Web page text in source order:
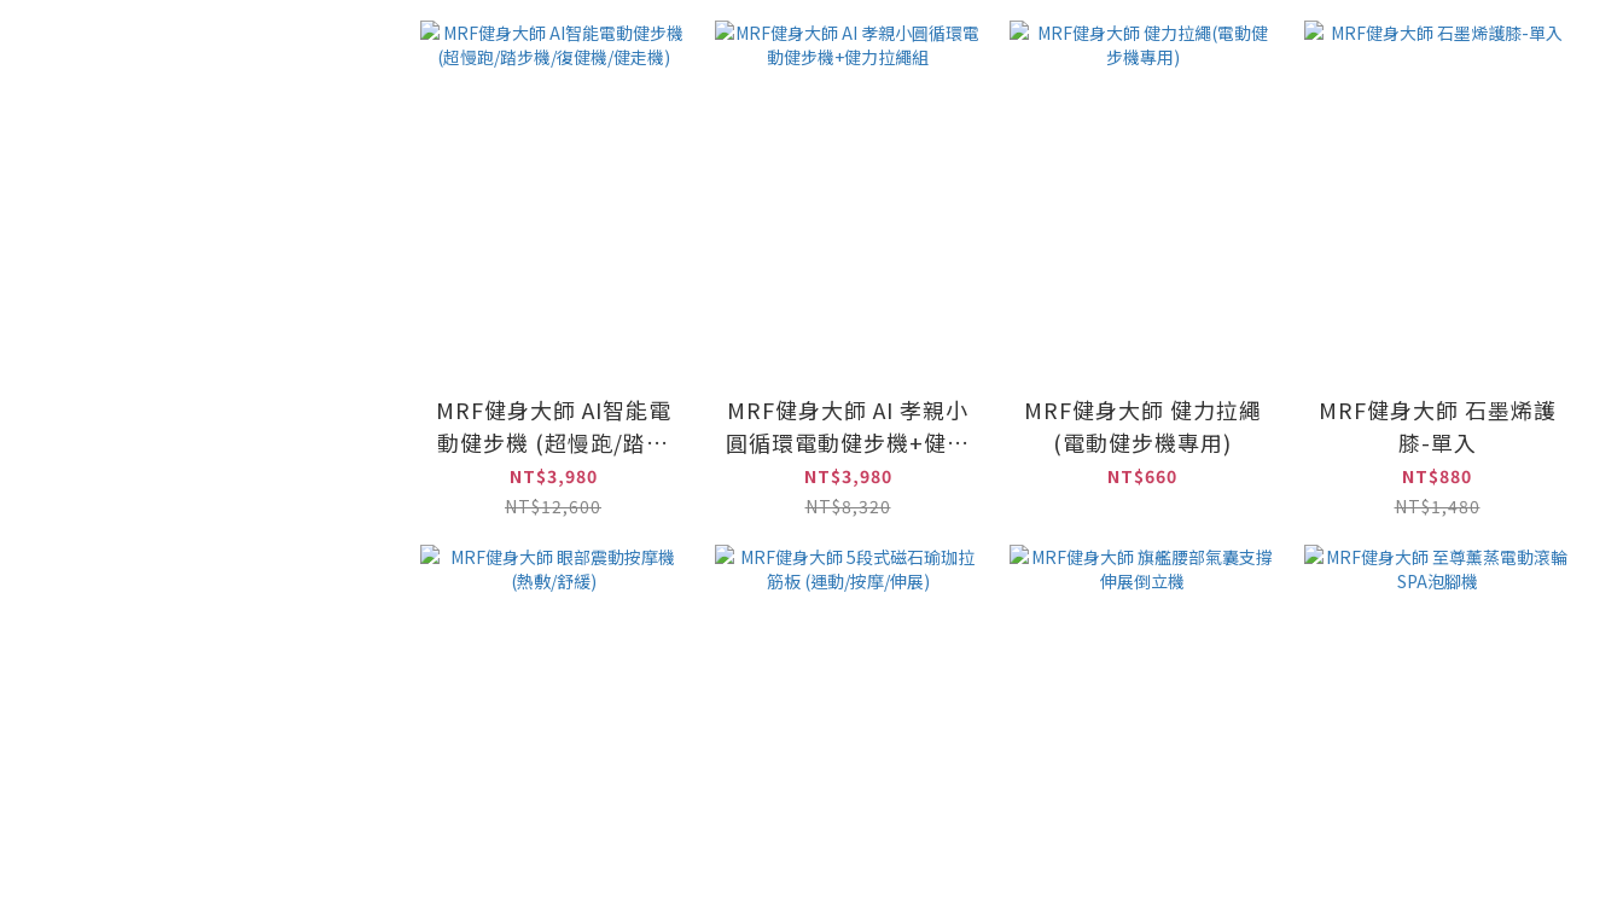
MRF健身大師 AI智能電
動健步機 (超慢跑/踏步
機/復健機/健走機)
NT$3,980
NT$12,600
MRF健身大師 AI 孝親小
圓循環電動健步機+健力
拉繩組
NT$3,980
NT$8,320
MRF健身大師 健力拉繩
(電動健步機專用)
NT$660
MRF健身大師 石墨烯護
膝-單入
NT$880
NT$1,480